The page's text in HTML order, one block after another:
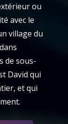
ou
avec le
village du
de sous-
David qui
et qui